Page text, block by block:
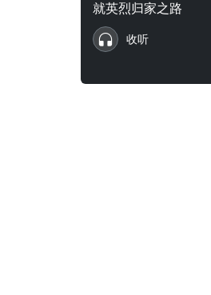
就英烈归家之路
收听